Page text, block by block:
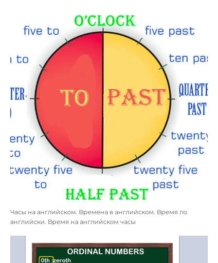
Часы на английском. Времена в английском. Время по
английски. Время на английском часы